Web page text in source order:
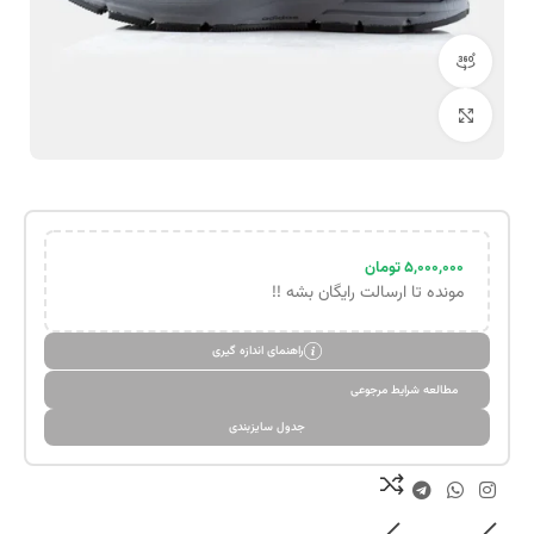
۵,۰۰۰,۰۰۰تومان
مونده تا ارسالت رایگان بشه !!
راهنمای اندازه گیری
مطالعه شرایط مرجوعی
جدول سایزبندی